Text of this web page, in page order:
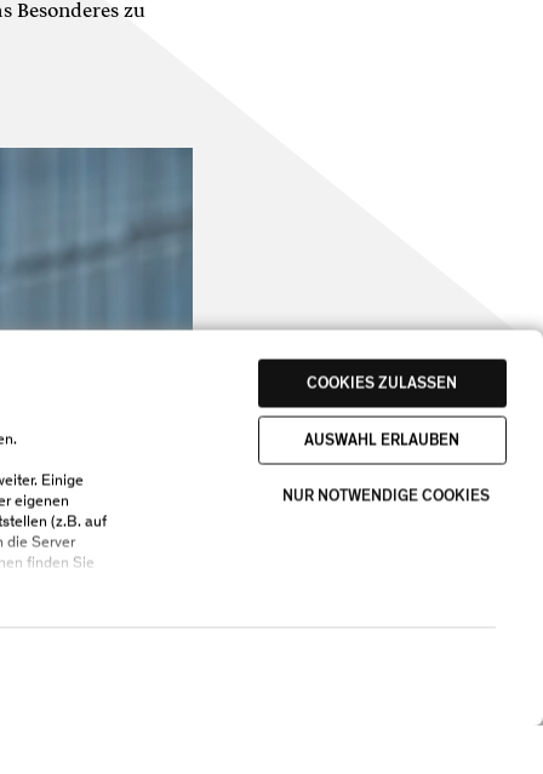
Einige
eigenen
(z.B. auf
die Server
finden Sie
COOKIES ZULASSEN
AUSWAHL ERLAUBEN
NUR NOTWENDIGE COOKIES
Besonderes zu